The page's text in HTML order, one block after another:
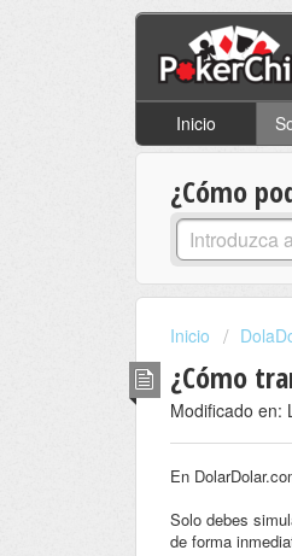
Inicio
¿Cómo
Inicio
¿Cómo
Modificado en:
En
Solo debes
de forma